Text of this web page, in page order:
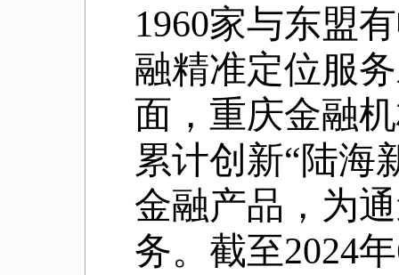
1960家与东盟
融精准定位服
面，重庆金融
累计创新“陆海
金融产品，为
务。截至2024